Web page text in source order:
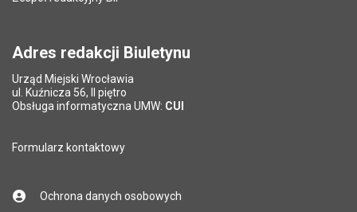
Adres redakcji Biuletynu
Urząd Miejski Wrocławia
ul. Kuźnicza 56, II piętro
Obsługa informatyczna UMW: CUI
Formularz kontaktowy
Ochrona danych osobowych